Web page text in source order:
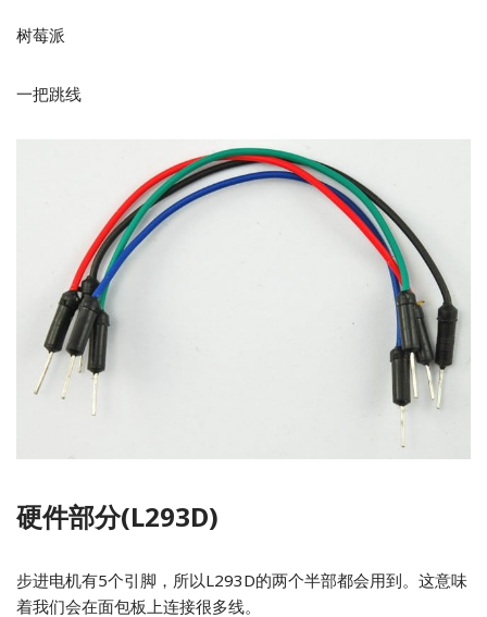
树莓派
一把跳线
硬件部分(L293D)
步进电机有5个引脚，所以L293D的两个半部都会用到。这意味
着我们会在面包板上连接很多线。